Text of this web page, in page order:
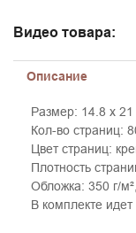
Видео товара:
Описание
Размер: 14.8 x
Кол-во страниц:
Цвет страниц:
Плотность
Обложка: 350 г/
В комплекте